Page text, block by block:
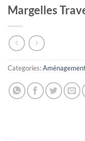
Margelles
Categories: